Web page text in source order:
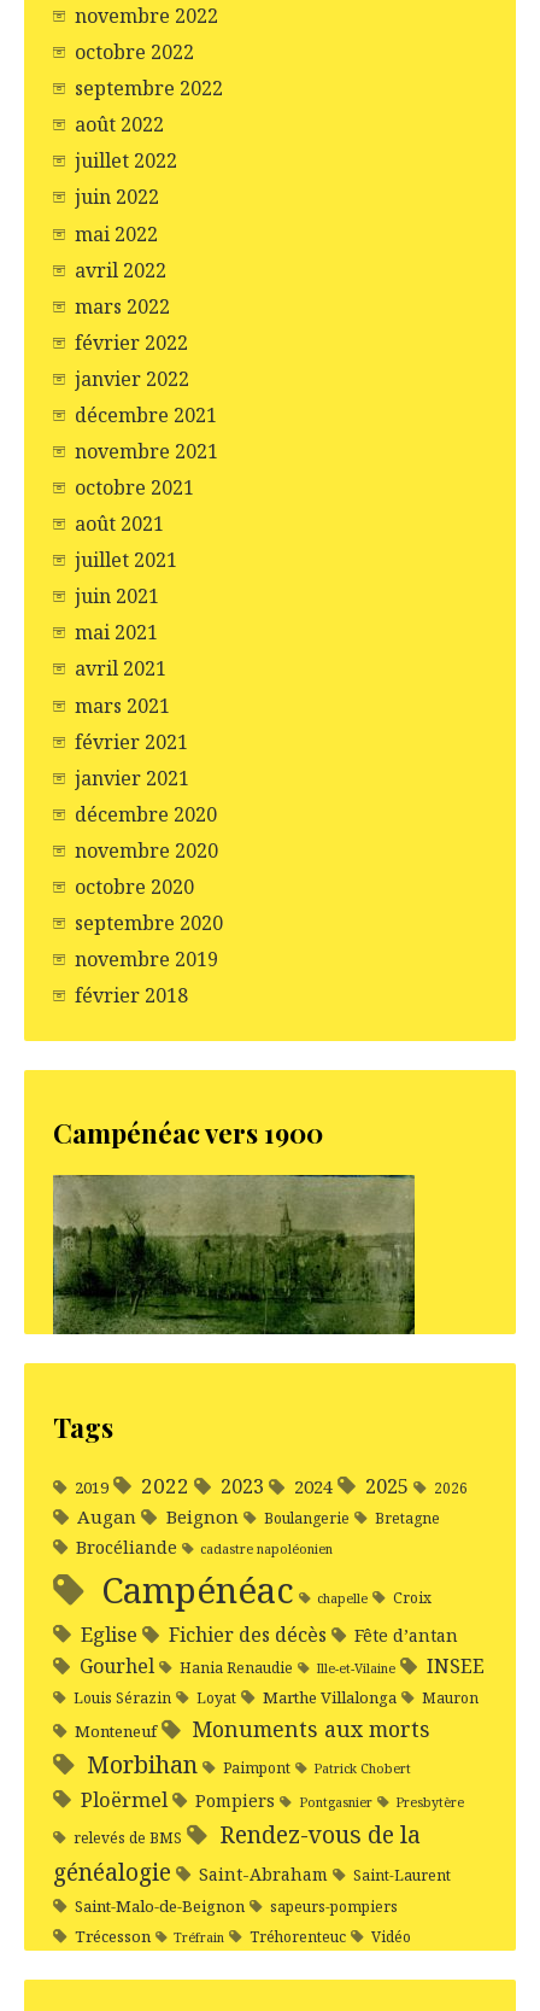
novembre 2022
octobre 2022
septembre 2022
août 2022
juillet 2022
juin 2022
mai 2022
avril 2022
mars 2022
février 2022
janvier 2022
décembre 2021
novembre 2021
octobre 2021
août 2021
juillet 2021
juin 2021
mai 2021
avril 2021
mars 2021
février 2021
janvier 2021
décembre 2020
novembre 2020
octobre 2020
septembre 2020
novembre 2019
février 2018
Campénéac vers 1900
Tags
2019 2022 2023 2024 2025 2026
Augan Beignon Boulangerie Bretagne
Brocéliande cadastre napoléonien
Campénéac chapelle Croix
Eglise Fichier des décès Fête d’antan
Gourhel Hania Renaudie Ille-et-Vilaine INSEE
Louis Sérazin Loyat Marthe Villalonga Mauron
Monteneuf Monuments aux morts
Morbihan Paimpont Patrick Chobert
Ploërmel Pompiers Pontgasnier Presbytère
relevés de BMS
Rendez-vous de la
généalogie
Saint-Abraham Saint-Laurent
Saint-Malo-de-Beignon sapeurs-pompiers
Trécesson Tréfrain Tréhorenteuc Vidéo